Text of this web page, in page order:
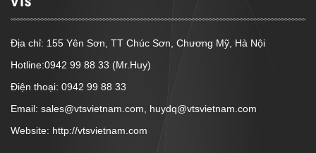
Địa chỉ: 155 Yên Sơn, TT Chúc Sơn, Chương Mỹ, Hà Nội
Hotline:0942 99 88 33 (Mr.Huy)
Điện thoại: 0942 99 88 33
Email: sales@vtsvietnam.com, huydq@vtsvietnam.com
Website: http://vtsvietnam.com